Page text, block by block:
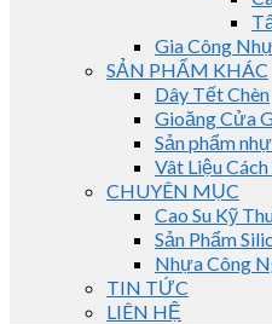
Gia Công
SẢN PHẨM KHÁC
Dây Tết Chèn
Gioăng Cửa
Sản phẩm
Vât Liệu
CHUYÊN MỤC
Cao Su Kỹ
Sản Phẩm
Nhựa Công
TIN TỨC
LIÊN HỆ